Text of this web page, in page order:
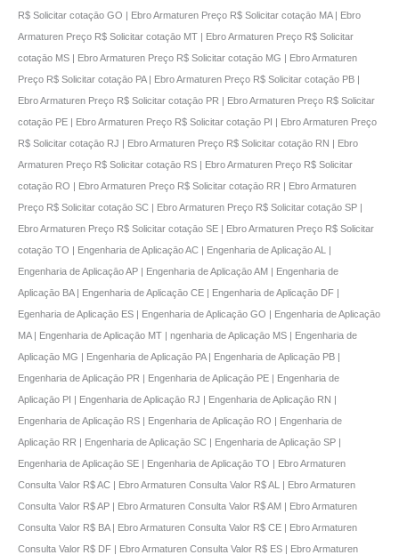
R$ Solicitar cotaçāo GO | Ebro Armaturen Preço R$ Solicitar cotaçāo MA | Ebro
Armaturen Preço R$ Solicitar cotaçāo MT | Ebro Armaturen Preço R$ Solicitar
cotaçāo MS | Ebro Armaturen Preço R$ Solicitar cotaçāo MG | Ebro Armaturen
Preço R$ Solicitar cotaçāo PA | Ebro Armaturen Preço R$ Solicitar cotaçāo PB |
Ebro Armaturen Preço R$ Solicitar cotaçāo PR | Ebro Armaturen Preço R$ Solicitar
cotaçāo PE | Ebro Armaturen Preço R$ Solicitar cotaçāo PI | Ebro Armaturen Preço
R$ Solicitar cotaçāo RJ | Ebro Armaturen Preço R$ Solicitar cotaçāo RN | Ebro
Armaturen Preço R$ Solicitar cotaçāo RS | Ebro Armaturen Preço R$ Solicitar
cotaçāo RO | Ebro Armaturen Preço R$ Solicitar cotaçāo RR | Ebro Armaturen
Preço R$ Solicitar cotaçāo SC | Ebro Armaturen Preço R$ Solicitar cotaçāo SP |
Ebro Armaturen Preço R$ Solicitar cotaçāo SE | Ebro Armaturen Preço R$ Solicitar
cotaçāo TO | Engenharia de Aplicaçāo AC | Engenharia de Aplicaçāo AL |
Engenharia de Aplicaçāo AP | Engenharia de Aplicaçāo AM | Engenharia de
Aplicaçāo BA | Engenharia de Aplicaçāo CE | Engenharia de Aplicaçāo DF |
Egenharia de Aplicaçāo ES | Engenharia de Aplicaçāo GO | Engenharia de Aplicaçāo
MA | Engenharia de Aplicaçāo MT | ngenharia de Aplicaçāo MS | Engenharia de
Aplicaçāo MG | Engenharia de Aplicaçāo PA | Engenharia de Aplicaçāo PB |
Engenharia de Aplicaçāo PR | Engenharia de Aplicaçāo PE | Engenharia de
Aplicaçāo PI | Engenharia de Aplicaçāo RJ | Engenharia de Aplicaçāo RN |
Engenharia de Aplicaçāo RS | Engenharia de Aplicaçāo RO | Engenharia de
Aplicaçāo RR | Engenharia de Aplicaçāo SC | Engenharia de Aplicaçāo SP |
Engenharia de Aplicaçāo SE | Engenharia de Aplicaçāo TO | Ebro Armaturen
Consulta Valor R$ AC | Ebro Armaturen Consulta Valor R$ AL | Ebro Armaturen
Consulta Valor R$ AP | Ebro Armaturen Consulta Valor R$ AM | Ebro Armaturen
Consulta Valor R$ BA | Ebro Armaturen Consulta Valor R$ CE | Ebro Armaturen
Consulta Valor R$ DF | Ebro Armaturen Consulta Valor R$ ES | Ebro Armaturen